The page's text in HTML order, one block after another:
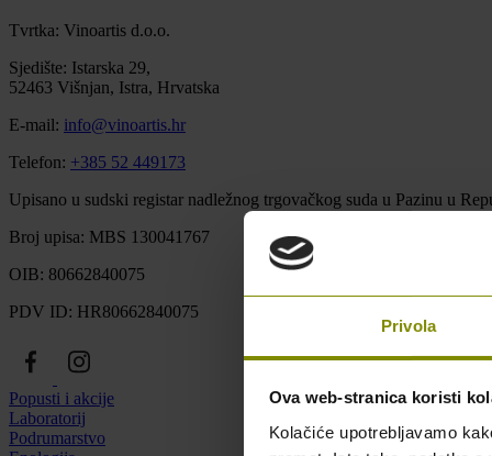
Privola
Ova web-stranica koristi
Kolačiće upotrebljavamo
Tvrtka: Vinoartis d.o.o.
Sjedište: Istarska 29,
52463 Višnjan, Istra, Hrvatska
E-mail: info@vinoartis.hr
Telefon: +385 52 449173
Upisano u sudski registar nadležnog trgovačkog suda u Pazinu u
Broj upisa: MBS 130041767
OIB: 80662840075
PDV ID: HR80662840075
Popusti i akcije
Laboratorij
Podrumarstvo